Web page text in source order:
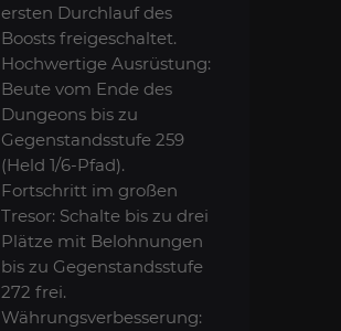
ersten Durchlauf des
Boosts freigeschaltet.
Hochwertige Ausrüstung:
Beute vom Ende des
Dungeons bis zu
Gegenstandsstufe 259
(Held 1/6-Pfad).
Fortschritt im großen
Tresor: Schalte bis zu drei
Plätze mit Belohnungen
bis zu Gegenstandsstufe
272 frei.
Währungsverbesserung: